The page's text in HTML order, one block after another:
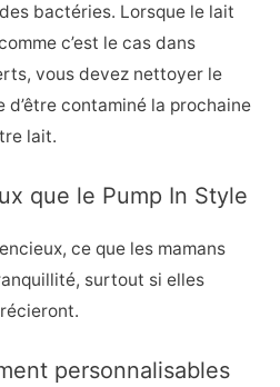
bactéries. Lorsque le lait
c’est le cas dans
vous devez nettoyer le
contaminé la prochaine
lait.
que le Pump In Style
ce que les mamans
surtout si elles
personnalisables